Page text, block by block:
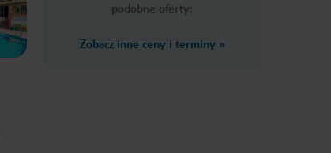
podobne oferty:
Zobacz inne ceny i terminy »